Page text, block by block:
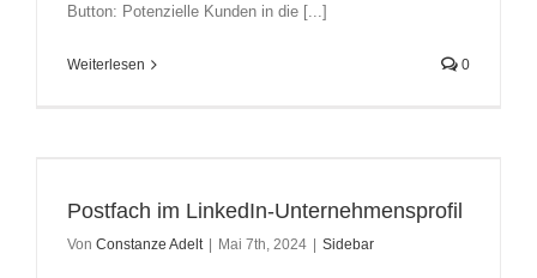
Button: Potenzielle Kunden in die [...]
Weiterlesen 0
Postfach im LinkedIn-Unternehmensprofil
Von Constanze Adelt | Mai 7th, 2024 | Sidebar